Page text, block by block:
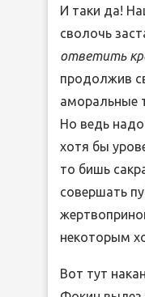
И таки да!
сволочь
ответить
продолжив
аморальные
Но ведь
хотя бы
то бишь
совершать
некоторым
Вот тут